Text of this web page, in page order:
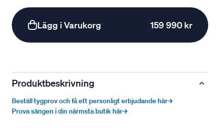
Lägg i Varukorg 159 990 kr
Produktbeskrivning
Beställ tygprov och få ett personligt erbjudande här→
Prova sängen i din närmsta butik här→